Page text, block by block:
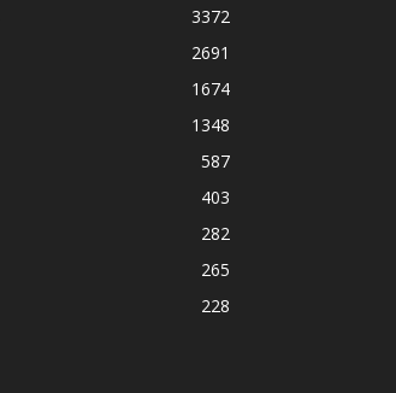
3372
2691
1674
1348
587
403
282
265
228